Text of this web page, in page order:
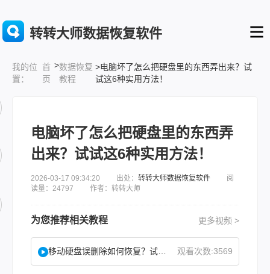
转转大师数据恢复软件
我的位
置：
首
页
>数据恢复
教程
>电脑坏了怎么把硬盘里的东西弄出来？试
试这6种实用方法！
电脑坏了怎么把硬盘里的东西弄
出来？试试这6种实用方法！
2026-03-17 09:34:20 出处： 转转大师数据恢复软件 阅
读量：24797 作者：转转大师
为您推荐相关教程 更多视频 >
观看次数:3569